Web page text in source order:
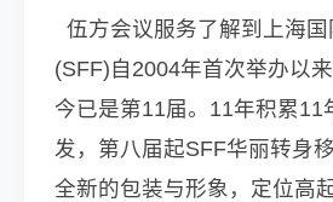
伍方会议服务了解到上海
(SFF)自2004年首次举办以
今已是第11届。11年积累11
发，第八届起SFF华丽转身
全新的包装与形象，定位高